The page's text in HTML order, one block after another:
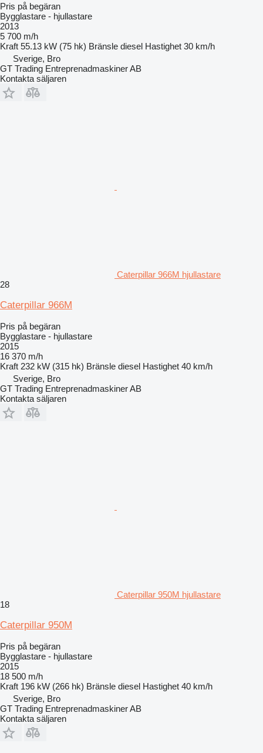
Pris på begäran
Bygglastare - hjullastare
2013
5 700 m/h
Kraft 55.13 kW (75 hk) Bränsle diesel Hastighet 30 km/h
Sverige, Bro
GT Trading Entreprenadmaskiner AB
Kontakta säljaren
Caterpillar 966M hjullastare
28
Caterpillar 966M
Pris på begäran
Bygglastare - hjullastare
2015
16 370 m/h
Kraft 232 kW (315 hk) Bränsle diesel Hastighet 40 km/h
Sverige, Bro
GT Trading Entreprenadmaskiner AB
Kontakta säljaren
Caterpillar 950M hjullastare
18
Caterpillar 950M
Pris på begäran
Bygglastare - hjullastare
2015
18 500 m/h
Kraft 196 kW (266 hk) Bränsle diesel Hastighet 40 km/h
Sverige, Bro
GT Trading Entreprenadmaskiner AB
Kontakta säljaren